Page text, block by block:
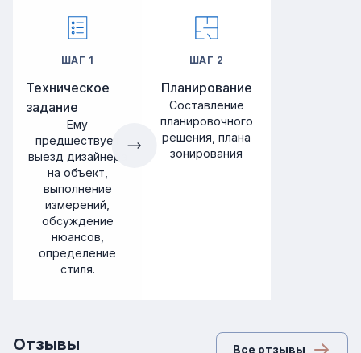
ШАГ 1
Техническое
задание
Ему
предшествует
выезд дизайнера
на объект,
выполнение
измерений,
обсуждение
нюансов,
определение
стиля.
ШАГ 2
Планирование
Составление
планировочного
решения, плана
зонирования
Отзывы Все отзывы